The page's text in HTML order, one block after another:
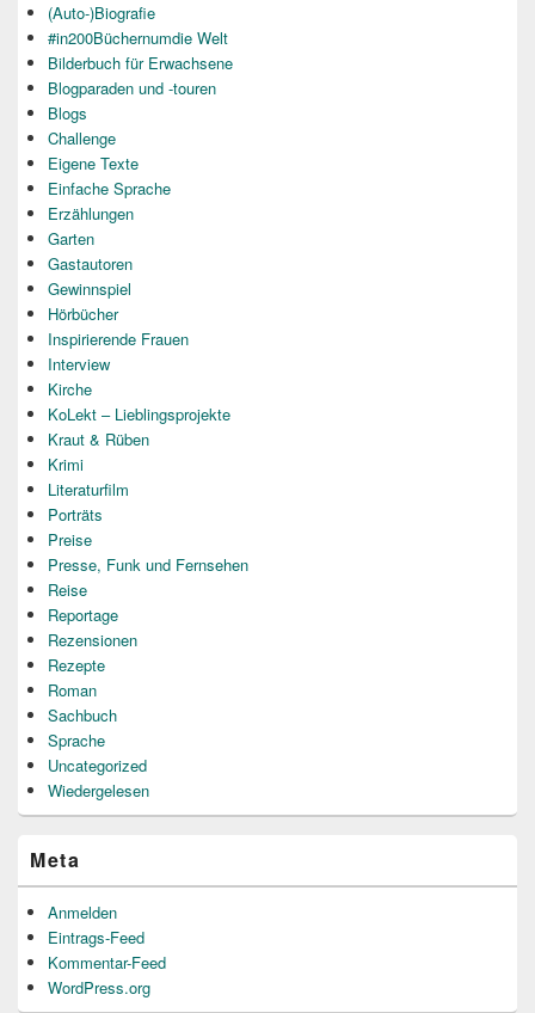
(Auto-)Biografie
#in200Büchernumdie Welt
Bilderbuch für Erwachsene
Blogparaden und -touren
Blogs
Challenge
Eigene Texte
Einfache Sprache
Erzählungen
Garten
Gastautoren
Gewinnspiel
Hörbücher
Inspirierende Frauen
Interview
Kirche
KoLekt – Lieblingsprojekte
Kraut & Rüben
Krimi
Literaturfilm
Porträts
Preise
Presse, Funk und Fernsehen
Reise
Reportage
Rezensionen
Rezepte
Roman
Sachbuch
Sprache
Uncategorized
Wiedergelesen
Meta
Anmelden
Eintrags-Feed
Kommentar-Feed
WordPress.org